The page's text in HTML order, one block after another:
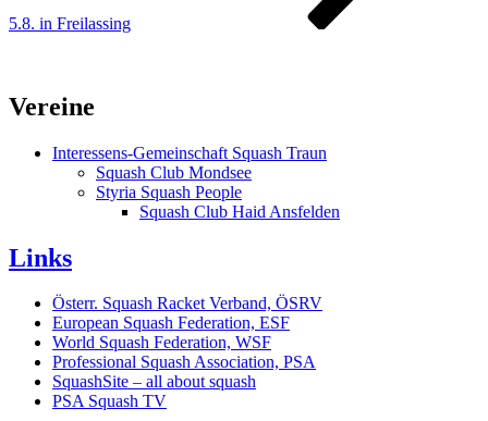
5.8. in Freilassing
Vereine
Interessens-Gemeinschaft Squash Traun
Squash Club Mondsee
Styria Squash People
Squash Club Haid Ansfelden
Links
Österr. Squash Racket Verband, ÖSRV
European Squash Federation, ESF
World Squash Federation, WSF
Professional Squash Association, PSA
SquashSite – all about squash
PSA Squash TV